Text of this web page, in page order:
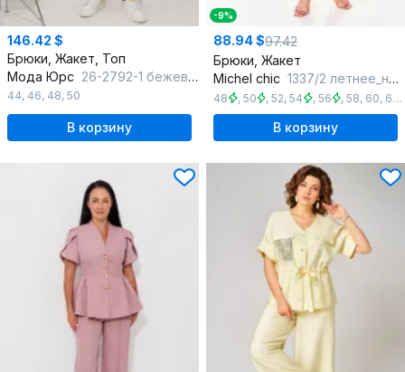
146.42 $
Брюки, Жакет, Топ
Мода Юрс 26-2792-1 бежевый
44, 46, 48, 50
В корзину
-9%
88.94 $97.42
Брюки, Жакет
Michel chic 1337/2 летнее_небо
48 , 50 , 52, 54 , 56 , 58, 60, 62
В корзину